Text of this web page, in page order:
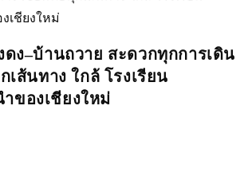
ง–บ้านถวาย สะดวกทุกการเดิน
เส้นทาง ใกล้ โรงเรียน
ของเชียงใหม่